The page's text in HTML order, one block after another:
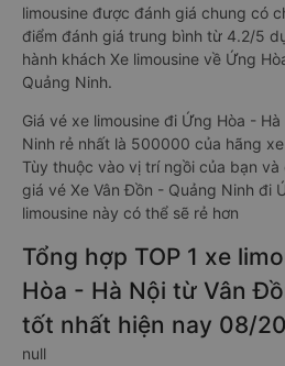
limousine được đánh giá chung có
điểm đánh giá trung bình từ 4.2/5
hành khách Xe limousine về Ứng
Quảng Ninh.
Giá vé xe limousine đi Ứng Hòa -
Ninh rẻ nhất là 500000 của hãng
Tùy thuộc vào vị trí ngồi của bạn
giá vé Xe Vân Đồn - Quảng Ninh đi
limousine này có thể sẽ rẻ hơn
Tổng hợp TOP 1 xe
Hòa - Hà Nội từ Vân
tốt nhất hiện nay 08/
null